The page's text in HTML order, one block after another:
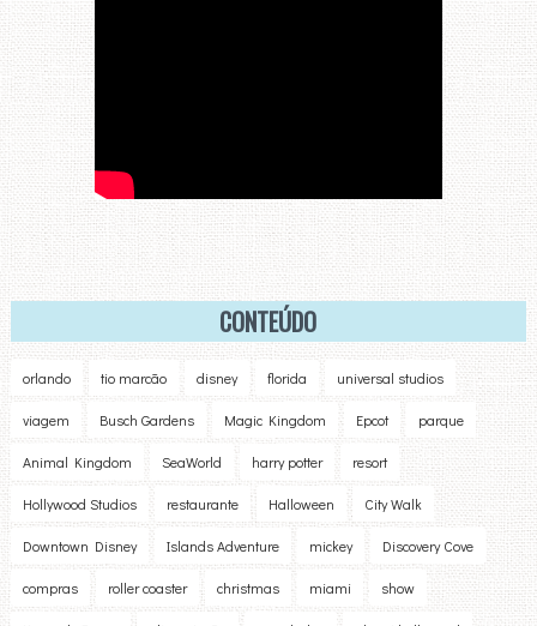
CONTEÚDO
orlando tio marcão disney florida universal studios
viagem Busch Gardens Magic Kingdom Epcot parque
Animal Kingdom SeaWorld harry potter resort
Hollywood Studios restaurante Halloween City Walk
Downtown Disney Islands Adventure mickey Discovery Cove
compras roller coaster christmas miami show